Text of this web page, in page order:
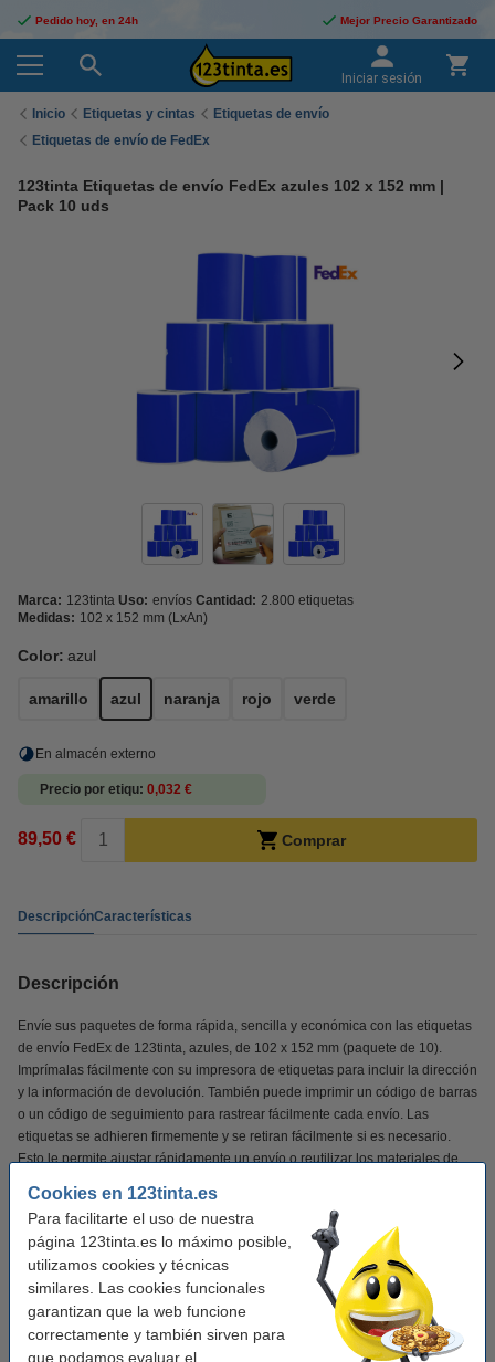
Cookies en 123tinta.es
Para facilitarte el uso de nuestra
página 123tinta.es lo máximo posible,
utilizamos cookies y técnicas
similares. Las cookies funcionales
garantizan que la web funcione
correctamente y también sirven para
que podamos evaluar el
Pedido hoy, en 24h Mejor Precio Garantizado
Iniciar sesión
Inicio Etiquetas y cintas
Etiquetas de envío
Etiquetas de envío de FedEx
123tinta Etiquetas de envío FedEx azules 102 x 152 mm |
Pack 10 uds
Marca: 123tinta Uso: envíos Cantidad: 2.800 etiquetas
Medidas: 102 x 152 mm (LxAn)
Color: azul
amarillo azul naranja rojo verde
En almacén externo
Precio por etiqu 0,032 €
89,50 € Comprar
DescripciónCaracterísticas
Descripción
Envíe sus paquetes de forma rápida, sencilla y económica con las etiquetas
de envío FedEx de 123tinta, azules, de 102 x 152 mm (paquete de 10).
Imprímalas fácilmente con su impresora de etiquetas para incluir la dirección
y la información de devolución. También puede imprimir un código de barras
o un código de seguimiento para rastrear fácilmente cada envío. Las
etiquetas se adhieren firmemente y se retiran fácilmente si es necesario.
Esto le permite ajustar rápidamente un envío o reutilizar los materiales de
Las etiquetas de envío 123tinta son ideales para etiquetar paquetes y
sobres para FedEx. Esto garantiza que cada envío tenga un aspecto
profesional.
¡Verás la diferencia en tu cartera!